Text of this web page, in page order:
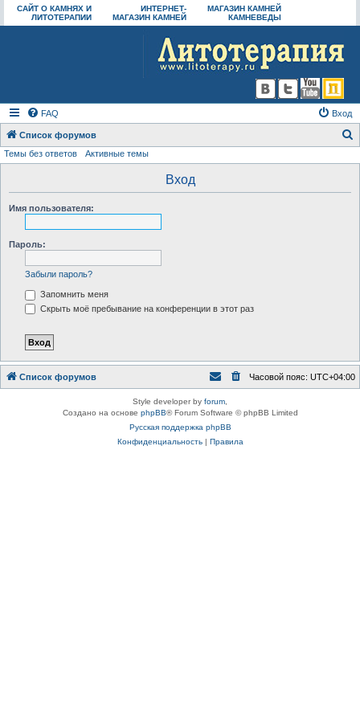
САЙТ О КАМНЯХ И
ЛИТОТЕРАПИИ
ИНТЕРНЕТ-
МАГАЗИН КАМНЕЙ
МАГАЗИН КАМНЕЙ
КАМНЕВЕДЫ
FAQ Вход
Список форумов
Темы без ответов Активные темы
Вход
Имя пользователя:
Пароль:
Забыли пароль?
Запомнить меня
Скрыть моё пребывание на конференции в этот раз
Список форумов Часовой пояс: UTC+04:00
Style developer by forum,
Создано на основе phpBB® Forum Software © phpBB Limited
Русская поддержка phpBB
Конфиденциальность| Правила